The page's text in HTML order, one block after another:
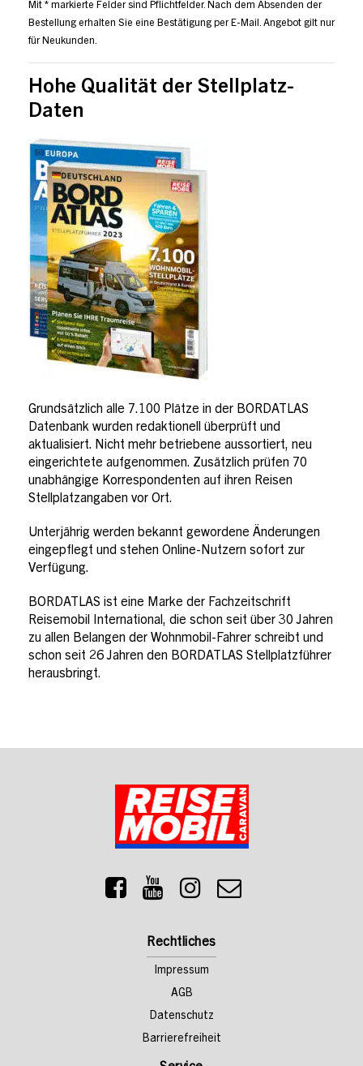
Mit * markierte Felder sind Pflichtfelder. Nach dem Absenden der
Bestellung erhalten Sie eine Bestätigung per E-Mail. Angebot gilt nur
für Neukunden.
Hohe Qualität der Stellplatz-
Daten
Grundsätzlich alle 7.100 Plätze in der BORDATLAS
Datenbank wurden redaktionell überprüft und
aktualisiert. Nicht mehr betriebene aussortiert, neu
eingerichtete aufgenommen. Zusätzlich prüfen 70
unabhängige Korrespondenten auf ihren Reisen
Stellplatzangaben vor Ort.
Unterjährig werden bekannt gewordene Änderungen
eingepflegt und stehen Online-Nutzern sofort zur
Verfügung.
BORDATLAS ist eine Marke der Fachzeitschrift
Reisemobil International, die schon seit über 30 Jahren
zu allen Belangen der Wohnmobil-Fahrer schreibt und
schon seit 26 Jahren den BORDATLAS Stellplatzführer
herausbringt.
Rechtliches
Impressum
AGB
Datenschutz
Barrierefreiheit